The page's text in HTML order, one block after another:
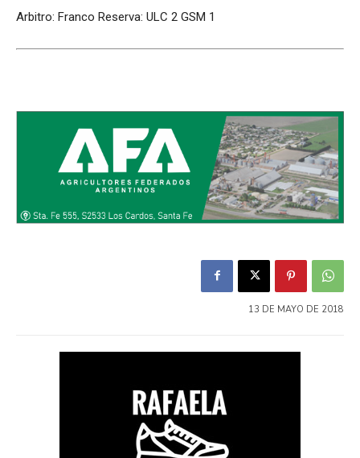
Arbitro: Franco Reserva: ULC 2 GSM 1
13 DE MAYO DE 2018